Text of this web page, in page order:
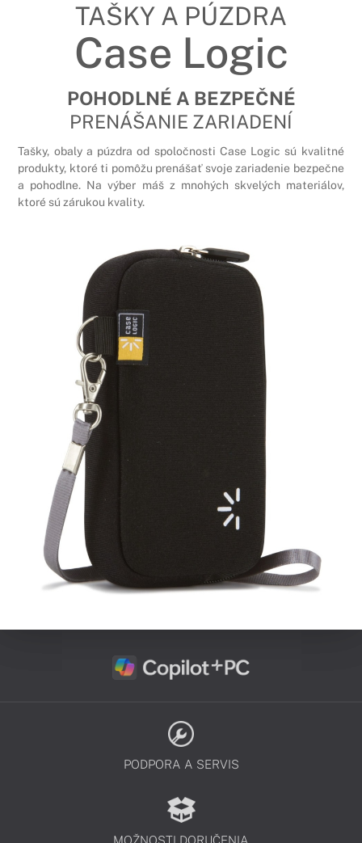
TAŠKY A PÚZDRA
Case Logic
POHODLNÉ A BEZPEČNÉ
PRENÁŠANIE ZARIADENÍ
Tašky, obaly a púzdra od spoločnosti Case Logic sú kvalitné
produkty, ktoré ti pomôžu prenášať svoje zariadenie bezpečne
a pohodlne. Na výber máš z mnohých skvelých materiálov,
ktoré sú zárukou kvality.
PODPORA A SERVIS
MOŽNOSTI DORUČENIA